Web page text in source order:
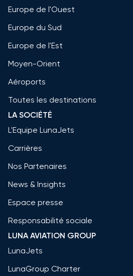
Europe de l'Ouest
Europe du Sud
Europe de l'Est
Moyen-Orient
Aéroports
Toutes les destinations
LA SOCIÉTÉ
L'Equipe LunaJets
Carrières
Nos Partenaires
News & Insights
Espace presse
Responsabilité sociale
LUNA AVIATION GROUP
LunaJets
LunaGroup Charter